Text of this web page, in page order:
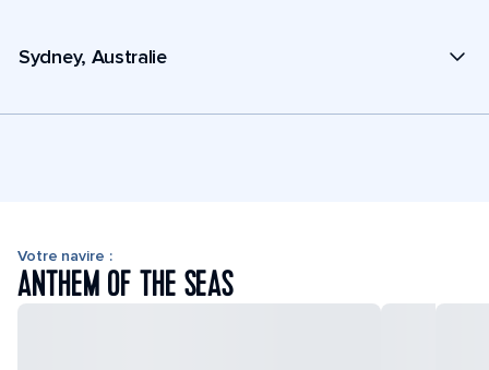
Sydney, Australie
Votre navire :
ANTHEM OF THE SEAS